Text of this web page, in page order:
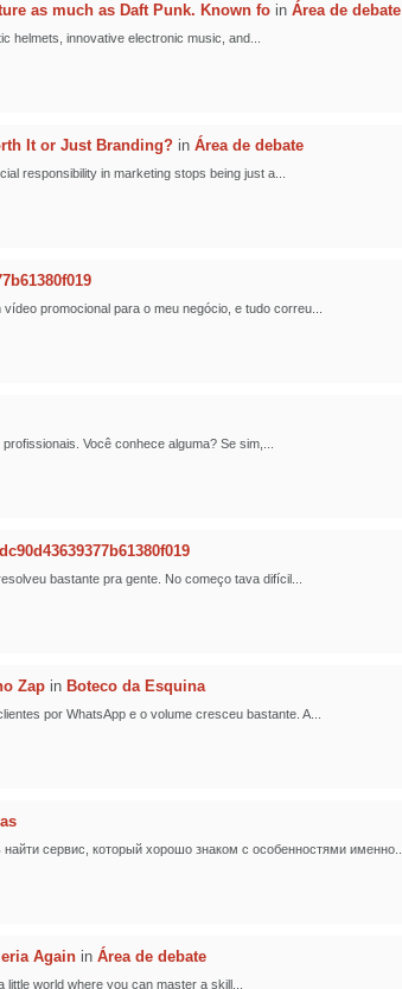
as much as Daft Punk. Known fo in Área de debate
helmets, innovative electronic music, and...
It or Just Branding? in Área de debate
responsibility in marketing stops being just a...
promocional para o meu negócio, e tudo correu...
Você conhece alguma? Se sim,...
bastante pra gente. No começo tava difícil...
Zap in Boteco da Esquina
por WhatsApp e o volume cresceu bastante. A...
сервис, который хорошо знаком с особенностями именно...
Again in Área de debate
world where you can master a skill...